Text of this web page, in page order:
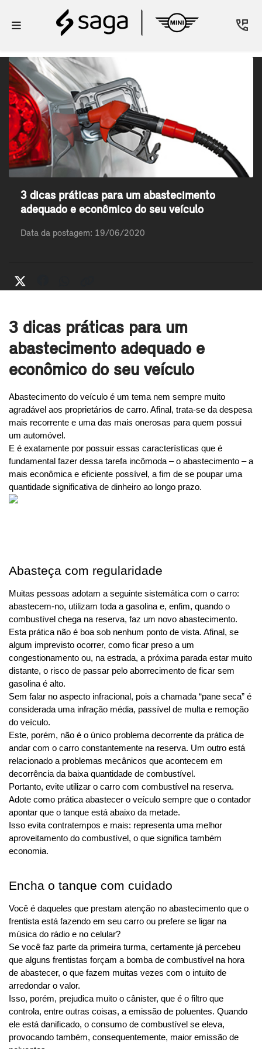
3 dicas práticas para um abastecimento
adequado e econômico do seu veículo
Data da postagem: 19/06/2020
3 dicas práticas para um
abastecimento adequado e
econômico do seu veículo
Abastecimento do veículo é um tema nem sempre muito
agradável aos proprietários de carro. Afinal, trata-se da despesa
mais recorrente e uma das mais onerosas para quem possui
um automóvel.
E é exatamente por possuir essas características que é
fundamental fazer dessa tarefa incômoda – o abastecimento – a
mais econômica e eficiente possível, a fim de se poupar uma
quantidade significativa de dinheiro ao longo prazo.
Abasteça com regularidade
Muitas pessoas adotam a seguinte sistemática com o carro:
abastecem-no, utilizam toda a gasolina e, enfim, quando o
combustível chega na reserva, faz um novo abastecimento.
Esta prática não é boa sob nenhum ponto de vista. Afinal, se
algum imprevisto ocorrer, como ficar preso a um
congestionamento ou, na estrada, a próxima parada estar muito
distante, o risco de passar pelo aborrecimento de ficar sem
gasolina é alto.
Sem falar no aspecto infracional, pois a chamada “pane seca” é
considerada uma infração média, passível de multa e remoção
do veículo.
Este, porém, não é o único problema decorrente da prática de
andar com o carro constantemente na reserva. Um outro está
relacionado a problemas mecânicos que acontecem em
decorrência da baixa quantidade de combustível.
Portanto, evite utilizar o carro com combustível na reserva.
Adote como prática abastecer o veículo sempre que o contador
apontar que o tanque está abaixo da metade.
Isso evita contratempos e mais: representa uma melhor
aproveitamento do combustível, o que significa também
economia.
Encha o tanque com cuidado
Você é daqueles que prestam atenção no abastecimento que o
frentista está fazendo em seu carro ou prefere se ligar na
música do rádio e no celular?
Se você faz parte da primeira turma, certamente já percebeu
que alguns frentistas forçam a bomba de combustível na hora
de abastecer, o que fazem muitas vezes com o intuito de
arredondar o valor.
Isso, porém, prejudica muito o cânister, que é o filtro que
controla, entre outras coisas, a emissão de poluentes. Quando
ele está danificado, o consumo de combustível se eleva,
provocando também, consequentemente, maior emissão de